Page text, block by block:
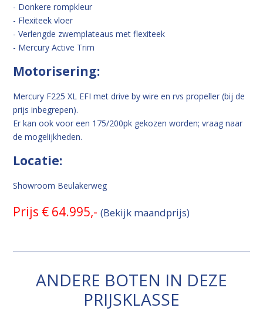
- Donkere rompkleur
- Flexiteek vloer
- Verlengde zwemplateaus met flexiteek
- Mercury Active Trim
Motorisering:
Mercury F225 XL EFI met drive by wire en rvs propeller (bij de
prijs inbegrepen).
Er kan ook voor een 175/200pk gekozen worden; vraag naar
de mogelijkheden.
Locatie:
Showroom Beulakerweg
Prijs € 64.995,-(Bekijk maandprijs)
ANDERE BOTEN IN DEZE
PRIJSKLASSE